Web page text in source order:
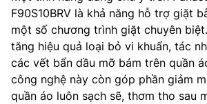
F90S10BRV là khả năng hỗ trợ giặt
một số chương trình giặt chuyên
tăng hiệu quả loại bỏ vi khuẩn, tác
các vết bẩn dầu mỡ bám trên quần
công nghệ này còn góp phần giảm
quần áo luôn sạch sẽ, thơm tho sau